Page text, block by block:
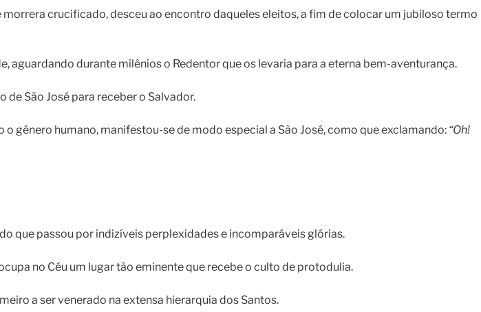
crucificado, desceu ao encontro daqueles eleitos, a fim de colocar um jubiloso termo
durante milênios o Redentor que os levaria para a eterna bem-aventurança.
São José para receber o Salvador.
gênero humano, manifestou-se de modo especial a São José, como que exclamando: “Oh!
que passou por indizíveis perplexidades e incomparáveis glórias.
no Céu um lugar tão eminente que recebe o culto de protodulia.
a ser venerado na extensa hierarquia dos Santos.